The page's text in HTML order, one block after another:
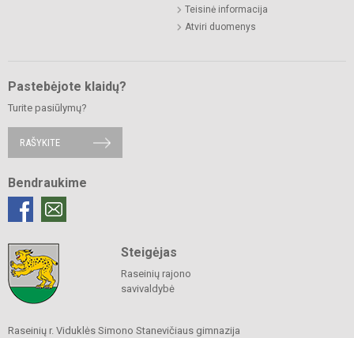
Teisinė informacija
Atviri duomenys
Pastebėjote klaidų?
Turite pasiūlymų?
RAŠYKITE
Bendraukime
Steigėjas
Raseinių rajono
savivaldybė
Raseinių r. Viduklės Simono Stanevičiaus gimnazija